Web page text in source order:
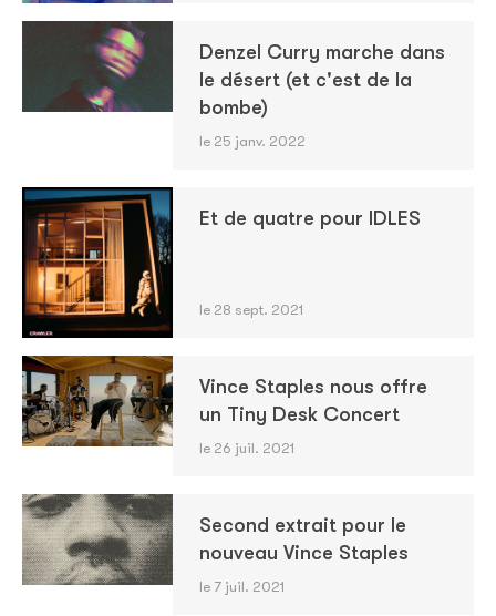
Denzel Curry marche dans
le désert (et c'est de la
bombe)
le 25 janv. 2022
Et de quatre pour IDLES
le 28 sept. 2021
Vince Staples nous offre
un Tiny Desk Concert
le 26 juil. 2021
Second extrait pour le
nouveau Vince Staples
le 7 juil. 2021